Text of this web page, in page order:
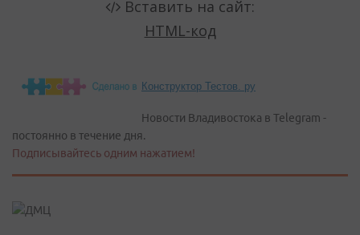
Конструктор Тестов. ру
Новости Владивостока в Telegram -
постоянно в течение дня.
Подписывайтесь одним нажатием!